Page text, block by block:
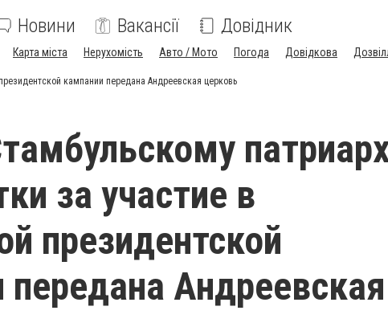
Новини Вакансії Довідник
Карта міста Нерухомість Авто / Мото Погода Довідкова
кампании передана Андреевская церковь
за участие в
президентской
передана Андреевская